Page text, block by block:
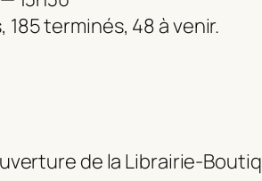
terminés, 48 à venir.
de la Librairie-